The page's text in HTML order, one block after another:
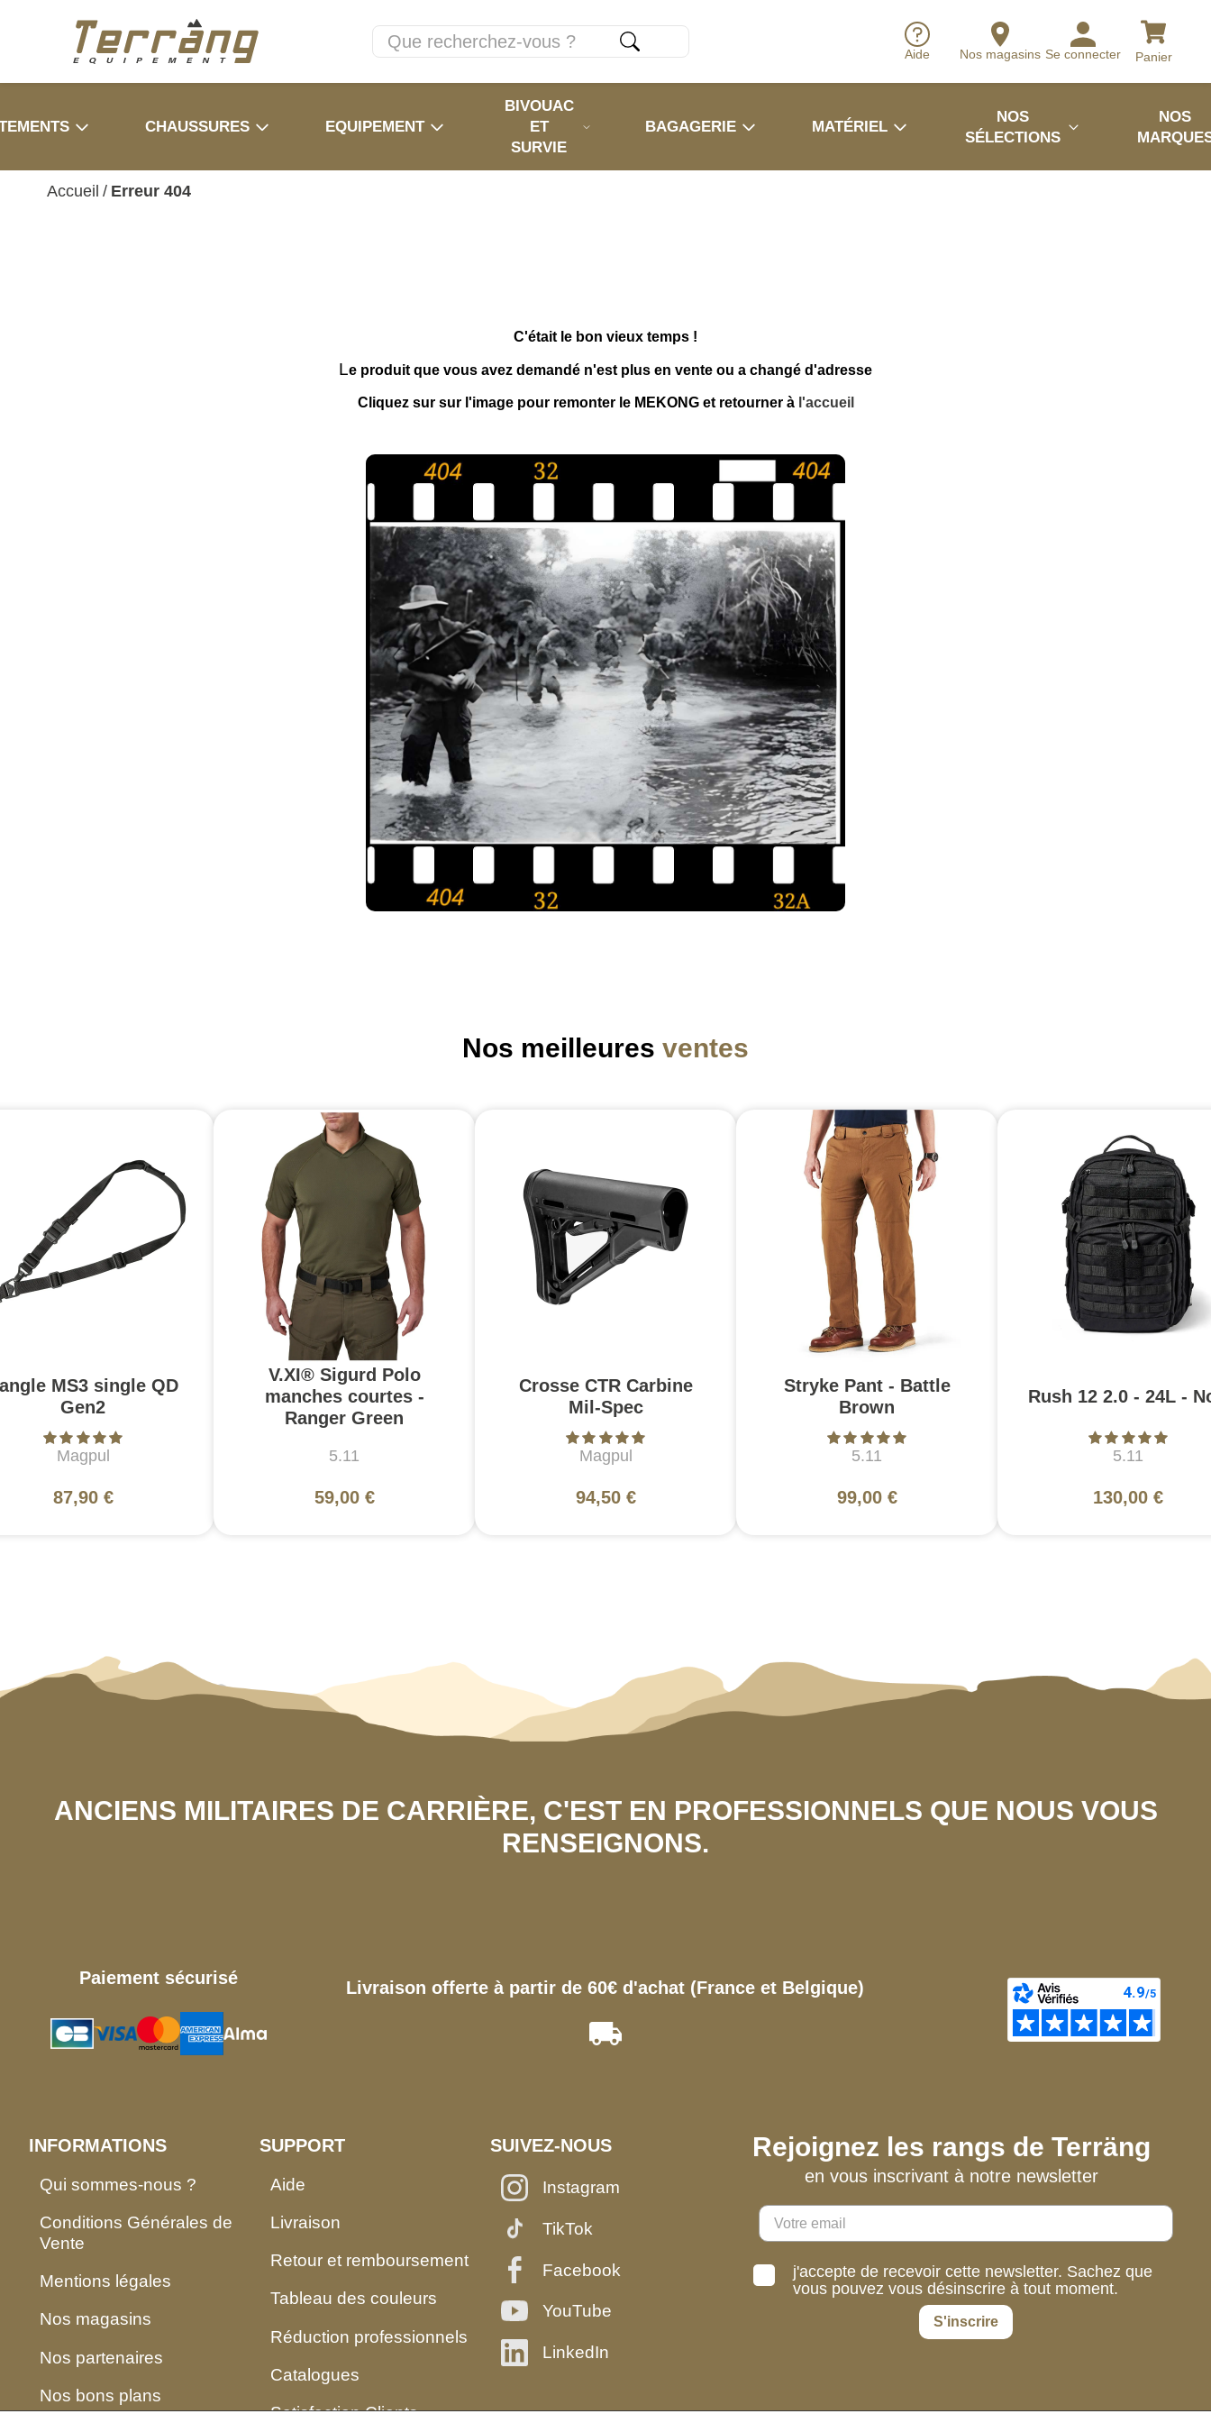
Aide Nos magasins Se connecter Panier
CHAUSSURES EQUIPEMENT
BIVOUAC
ET
SURVIE
BAGAGERIE MATÉRIEL
NOS
SÉLECTIONS
NOS
Accueil / Erreur 404
C'était le bon vieux temps !
Le produit que vous avez demandé n'est plus en vente ou a changé d'adresse
Cliquez sur sur l'image pour remonter le MEKONG et retourner à l'accueil
Nos meilleures ventes
MS3 single QD
Gen2
Magpul
87,90 €
V.XI® Sigurd Polo
manches courtes -
Ranger Green
5.11
59,00 €
Crosse CTR Carbine
Mil-Spec
Magpul
94,50 €
Stryke Pant - Battle
Brown
5.11
99,00 €
Rush 12 2.0 - 24L -
5.11
130,00 €
ANCIENS MILITAIRES DE CARRIÈRE, C'EST EN PROFESSIONNELS QUE NOUS VOUS
RENSEIGNONS.
Paiement sécurisé Livraison offerte à partir de 60€ d'achat (France et Belgique)
INFORMATIONS
Qui sommes-nous ?
Conditions Générales de
Vente
Mentions légales
Nos magasins
Nos partenaires
Nos bons plans
SUPPORT
Aide
Livraison
Retour et remboursement
Tableau des couleurs
Réduction professionnels
Catalogues
Satisfaction Clients
SUIVEZ-NOUS
Instagram
TikTok
Facebook
YouTube
LinkedIn
Rejoignez les rangs de Terräng
en vous inscrivant à notre newsletter
j'accepte de recevoir cette newsletter. Sachez que
vous pouvez vous désinscrire à tout moment.
S'inscrire